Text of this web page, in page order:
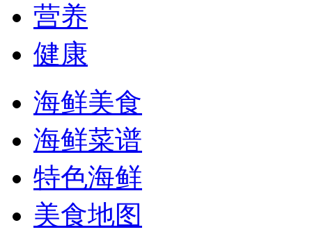
营养
健康
海鲜美食
海鲜菜谱
特色海鲜
美食地图